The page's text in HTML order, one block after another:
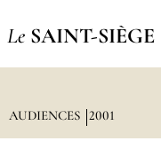
Le SAINT-SIÈGE
AUDIENCES 2001